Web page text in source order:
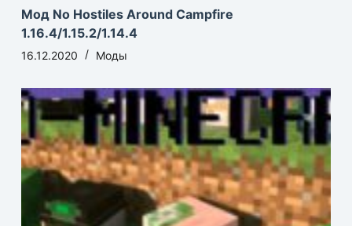
Мод No Hostiles Around Campfire
1.16.4/1.15.2/1.14.4
16.12.2020 Моды